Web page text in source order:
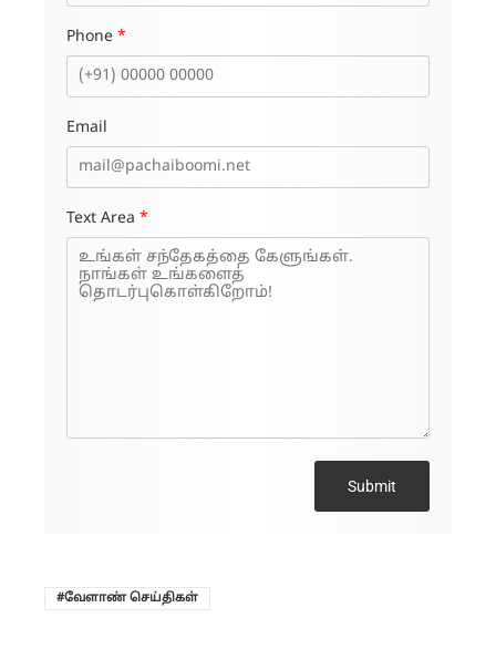
Phone *
Email
Text Area *
Submit
வேளாண் செய்திகள்